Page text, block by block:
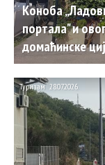
Коноба
портала" и
домаћинске
Туризам 28.07.2026.